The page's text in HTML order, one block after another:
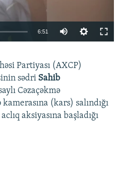
360p
1080p
6:51
360p
720p
1080p
Partiyası (AXCP)
sədri Sahib
Cəzaçəkmə
(kars) salındığı
aksiyasına başladığı